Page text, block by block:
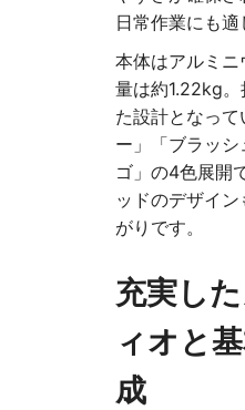
日常作業にも適
本体はアルミ
量は約1.22kg
た設計となっ
ー」「ブラッ
ゴ」の4色展開
ッドのデザイ
がりです。
充実し
ィオと
成